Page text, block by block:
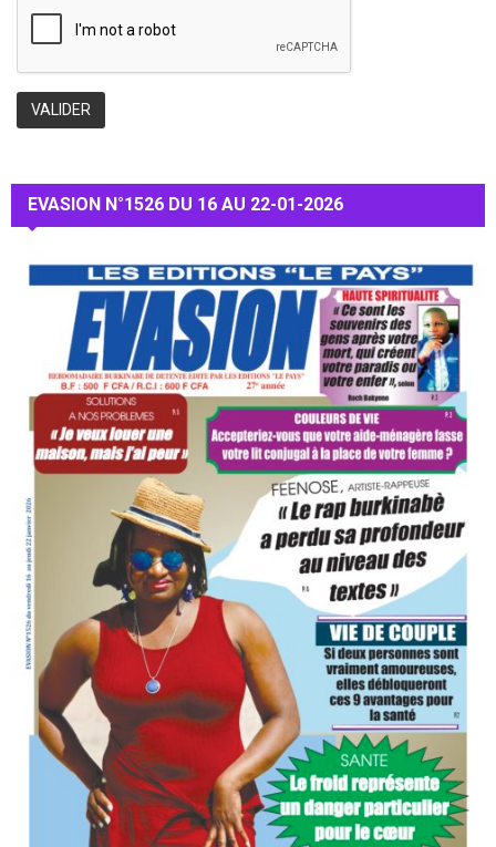
EVASION N°1526 DU 16 AU 22-01-2026